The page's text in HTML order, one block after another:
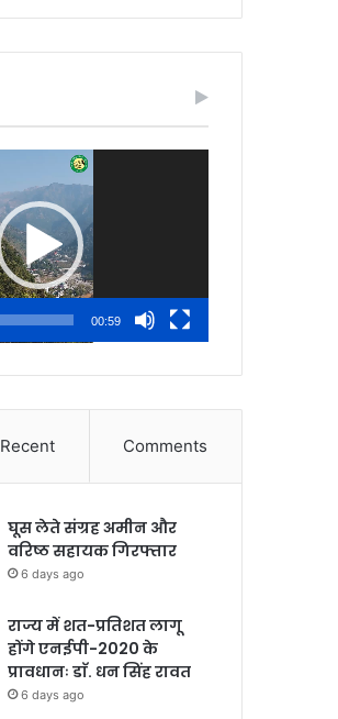
00:59
Recent Comments
घूस लेते संग्रह अमीन और
वरिष्ठ सहायक गिरफ्तार
6 days ago
राज्य में शत-प्रतिशत लागू
होंगे एनईपी-2020 के
प्रावधानः डाॅ. धन सिंह रावत
6 days ago